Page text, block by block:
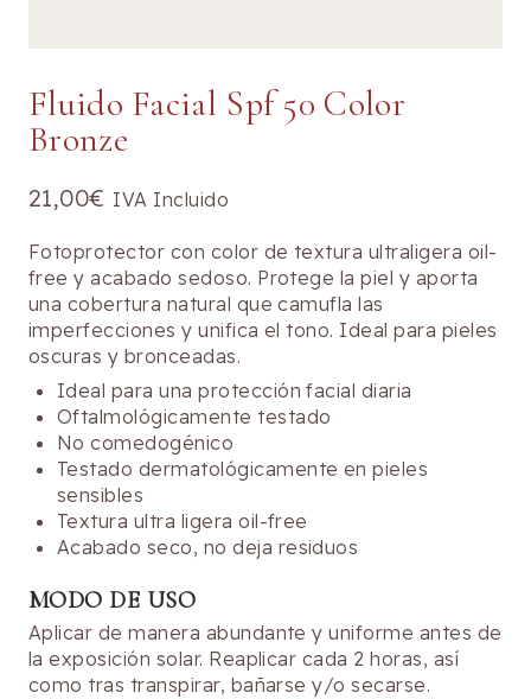
Fluido Facial Spf 50 Color
Bronze
21,00€ IVA Incluido
Fotoprotector con color de textura ultraligera oil-
free y acabado sedoso. Protege la piel y aporta
una cobertura natural que camufla las
imperfecciones y unifica el tono. Ideal para pieles
oscuras y bronceadas.
Ideal para una protección facial diaria
Oftalmológicamente testado
No comedogénico
Testado dermatológicamente en pieles
sensibles
Textura ultra ligera oil-free
Acabado seco, no deja residuos
MODO DE USO
Aplicar de manera abundante y uniforme antes de
la exposición solar. Reaplicar cada 2 horas, así
como tras transpirar, bañarse y/o secarse.